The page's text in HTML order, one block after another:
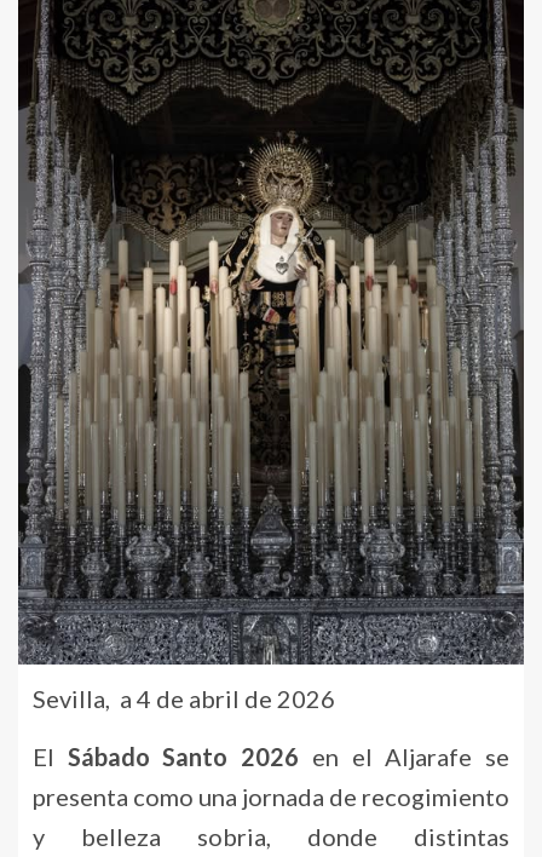
Sevilla, a 4 de abril de 2026
El Sábado Santo 2026 en el Aljarafe se
presenta como una jornada de recogimiento
y belleza sobria, donde distintas